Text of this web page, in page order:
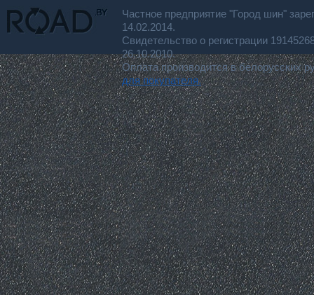
Частное предприятие "Город шин"
14.02.2014.
Свидетельство о регистрации
26.10.2010.
Оплата производится в белорусских
для покупателя.